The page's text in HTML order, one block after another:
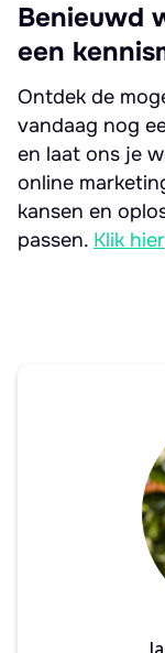
Benieuwd
een
Ontdek de
vandaag nog
en laat ons je
online
kansen en
passen. Klik hier